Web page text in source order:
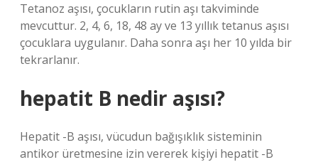
Tetanoz aşısı, çocukların rutin aşı takviminde
mevcuttur. 2, 4, 6, 18, 48 ay ve 13 yıllık tetanus aşısı
çocuklara uygulanır. Daha sonra aşı her 10 yılda bir
tekrarlanır.
hepatit B nedir aşısı?
Hepatit -B aşısı, vücudun bağışıklık sisteminin
antikor üretmesine izin vererek kişiyi hepatit -B